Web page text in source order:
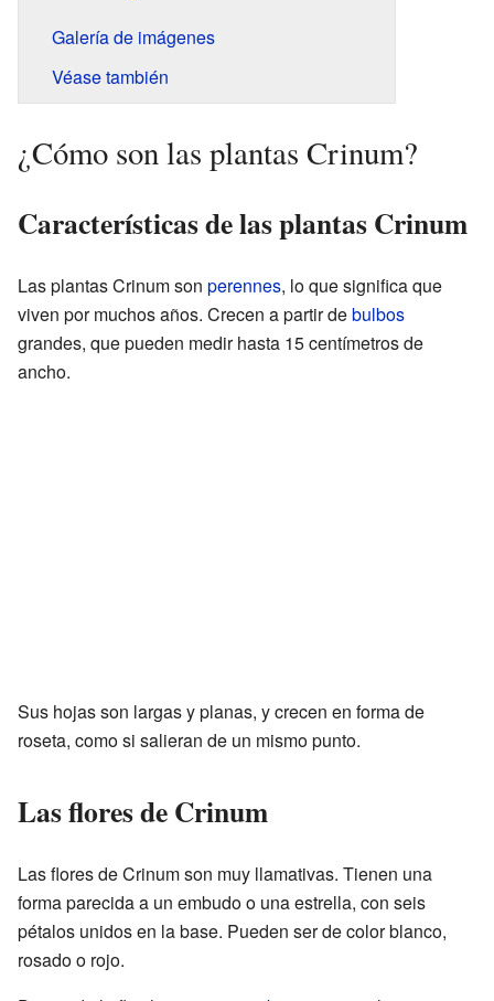
Galería de imágenes
Véase también
¿Cómo son las plantas Crinum?
Características de las plantas Crinum
Las plantas Crinum son perennes, lo que significa que
viven por muchos años. Crecen a partir debulbos
grandes, que pueden medir hasta 15 centímetros de
ancho.
Sus hojas son largas y planas, y crecen en forma de
roseta, como si salieran de un mismo punto.
Las flores de Crinum
Las flores de Crinum son muy llamativas. Tienen una
forma parecida a un embudo o una estrella, con seis
pétalos unidos en la base. Pueden ser de color blanco,
rosado o rojo.